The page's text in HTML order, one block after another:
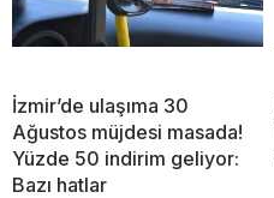
İzmir’de ulaşıma 30
Ağustos müjdesi masada!
Yüzde 50 indirim geliyor:
Bazı hatlar